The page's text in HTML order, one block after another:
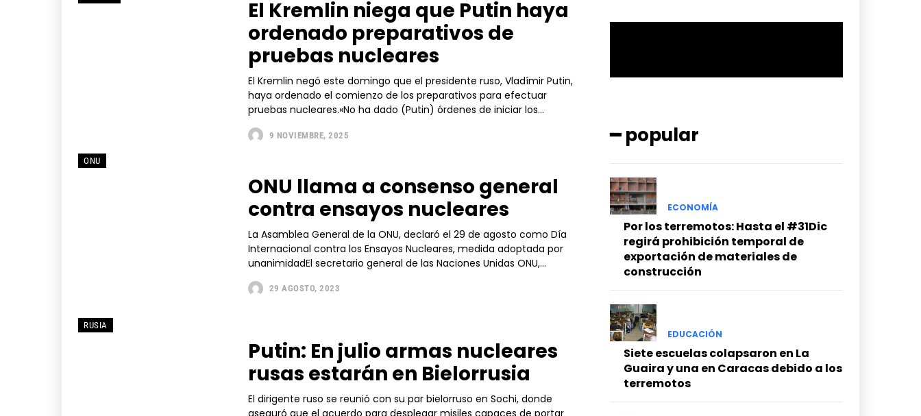
El Kremlin niega que Putin haya
ordenado preparativos de
pruebas nucleares
El Kremlin negó este domingo que el presidente ruso, Vladímir Putin,
haya ordenado el comienzo de los preparativos para efectuar
pruebas nucleares.«No ha dado (Putin) órdenes de iniciar los...
9 NOVIEMBRE, 2025
ONU
ONU llama a consenso general
contra ensayos nucleares
La Asamblea General de la ONU, declaró el 29 de agosto como Día
Internacional contra los Ensayos Nucleares, medida adoptada por
unanimidadEl secretario general de las Naciones Unidas ONU,...
29 AGOSTO, 2023
RUSIA
Putin: En julio armas nucleares
rusas estarán en Bielorrusia
El dirigente ruso se reunió con su par bielorruso en Sochi, donde
━ popular
ECONOMÍA
Por los terremotos: Hasta el #31Dic
regirá prohibición temporal de
exportación de materiales de
construcción
EDUCACIÓN
Siete escuelas colapsaron en La
Guaira y una en Caracas debido a los
terremotos